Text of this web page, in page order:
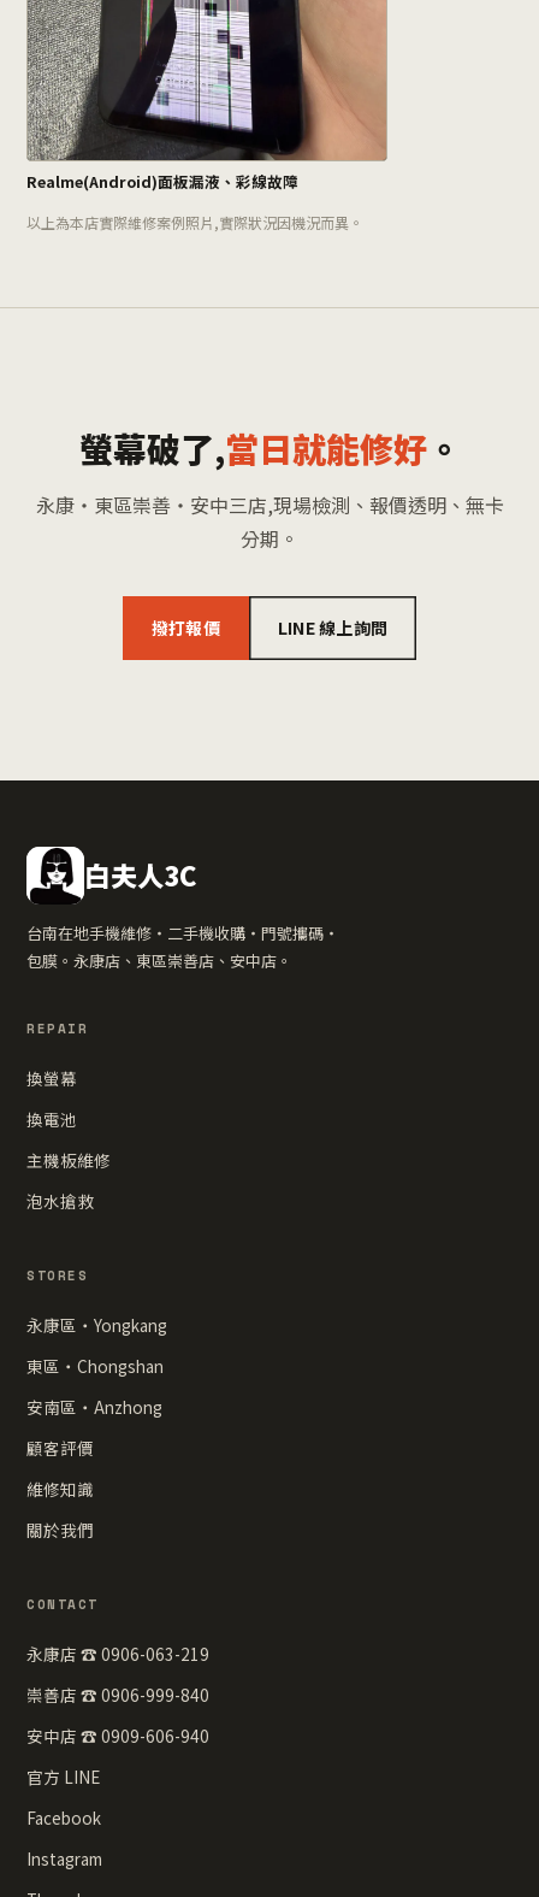
Realme(Android)面板漏液、彩線故障
以上為本店實際維修案例照片,實際狀況因機況而異。
螢幕破了,當日就能修好。
永康・東區崇善・安中三店,現場檢測、報價透明、無卡
分期。
撥打報價 LINE 線上詢問
白夫人3C
台南在地手機維修・二手機收購・門號攜碼・
包膜。永康店、東區崇善店、安中店。
REPAIR
換螢幕
換電池
主機板維修
泡水搶救
STORES
永康區・Yongkang
東區・Chongshan
安南區・Anzhong
顧客評價
維修知識
關於我們
CONTACT
永康店 ☎ 0906-063-219
崇善店 ☎ 0906-999-840
安中店 ☎ 0909-606-940
官方 LINE
Facebook
Instagram